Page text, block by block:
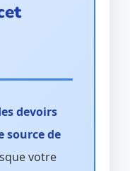
devoirs
source de
votre